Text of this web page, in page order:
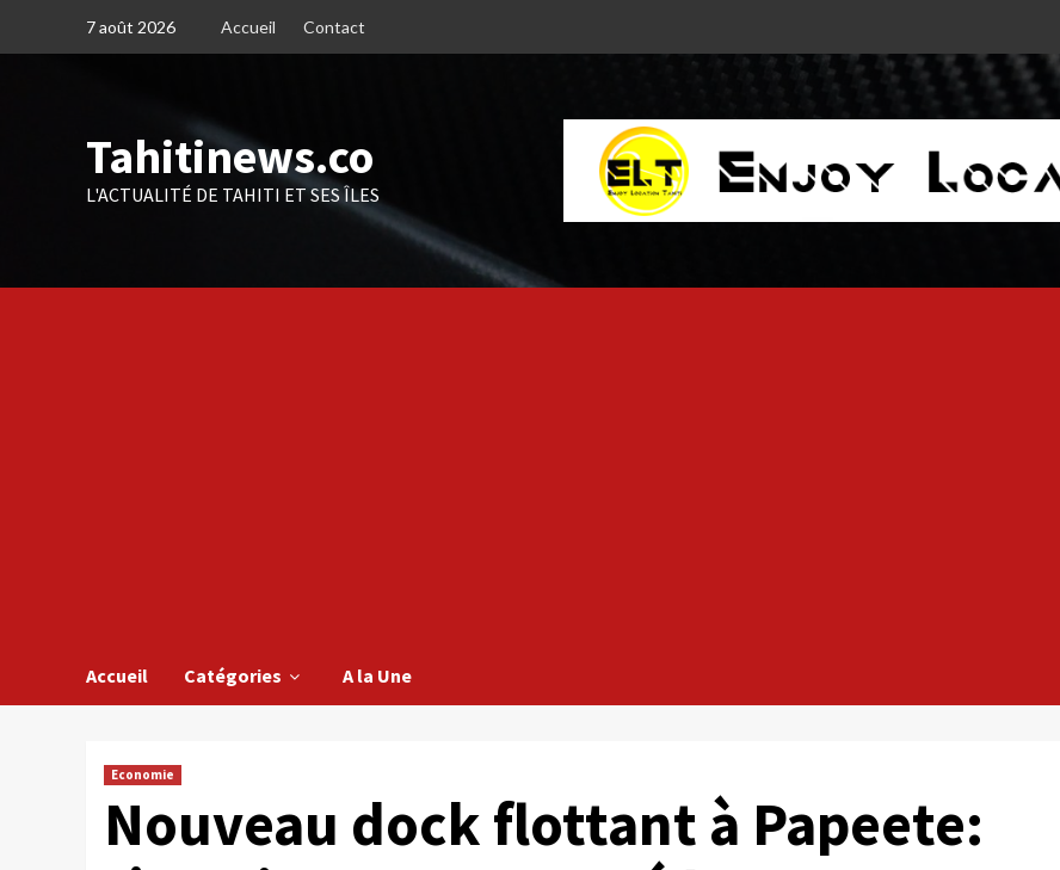
7 août 2026 Accueil Contact
Tahitinews.co
L'ACTUALITÉ DE TAHITI ET SES ÎLES
Accueil Catégories A la Une
Economie
Nouveau dock flottant à Papeete: